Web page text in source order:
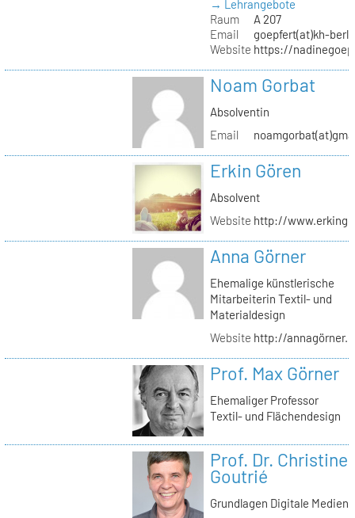
→ Lehrangebote
Raum
A 207
Email
goepfert(at)kh-
Website https://
Noam Gorbat
Absolventin
Email
Erkin Gören
Absolvent
Website http://
Anna Görner
Ehemalige künstlerische
Mitarbeiterin Textil- und
Materialdesign
Website http://
Prof. Max Görner
Ehemaliger Professor
Textil- und Flächendesign
Prof. Dr. Christine
Goutrié
Grundlagen Digitale Medien